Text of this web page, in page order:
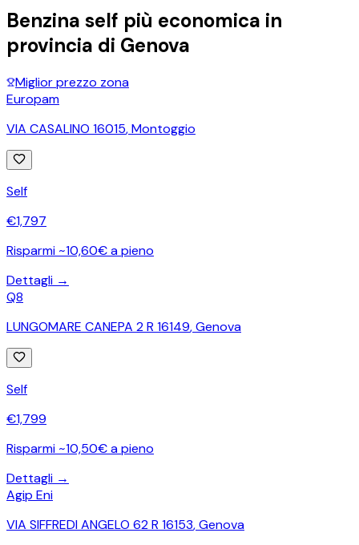
Benzina self più economica in
provincia di Genova
Miglior prezzo zona
Europam
VIA CASALINO 16015,Montoggio
Self
€1,797
Risparmi ~10,60€ a pieno
Dettagli →
Q8
LUNGOMARE CANEPA 2 R 16149,Genova
Self
€1,799
Risparmi ~10,50€ a pieno
Dettagli →
Agip Eni
VIA SIFFREDI ANGELO 62 R 16153,Genova